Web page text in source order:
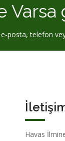
posta, telefon
Havas